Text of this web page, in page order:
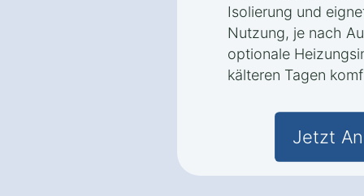
Isolierung und
Nutzung, je nach
optionale
kälteren Tagen
Jetzt